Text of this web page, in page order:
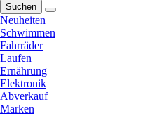
Suchen
Neuheiten
Schwimmen
Fahrräder
Laufen
Ernährung
Elektronik
Abverkauf
Marken